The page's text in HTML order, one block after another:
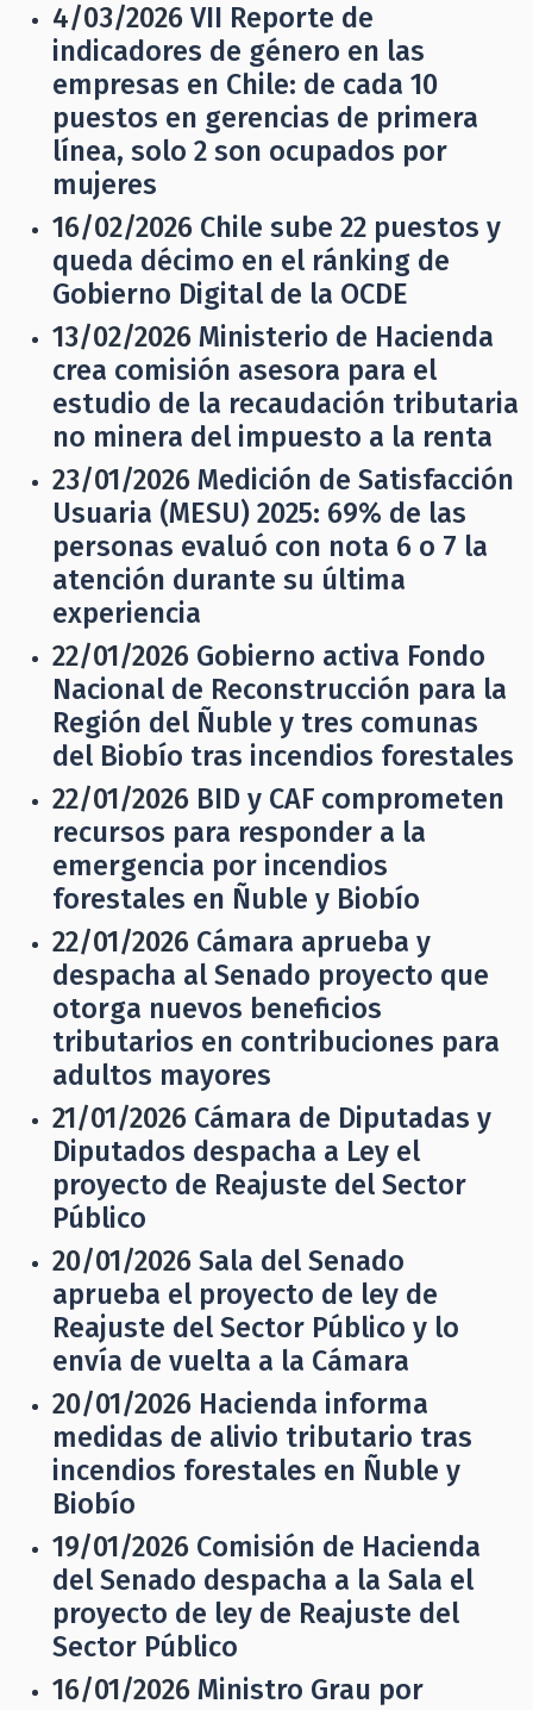
4/03/2026 VII Reporte de
indicadores de género en las
empresas en Chile: de cada 10
puestos en gerencias de primera
línea, solo 2 son ocupados por
mujeres
16/02/2026 Chile sube 22 puestos y
queda décimo en el ránking de
Gobierno Digital de la OCDE
13/02/2026 Ministerio de Hacienda
crea comisión asesora para el
estudio de la recaudación tributaria
no minera del impuesto a la renta
23/01/2026 Medición de Satisfacción
Usuaria (MESU) 2025: 69% de las
personas evaluó con nota 6 o 7 la
atención durante su última
experiencia
22/01/2026 Gobierno activa Fondo
Nacional de Reconstrucción para la
Región del Ñuble y tres comunas
del Biobío tras incendios forestales
22/01/2026 BID y CAF comprometen
recursos para responder a la
emergencia por incendios
forestales en Ñuble y Biobío
22/01/2026 Cámara aprueba y
despacha al Senado proyecto que
otorga nuevos beneficios
tributarios en contribuciones para
adultos mayores
21/01/2026 Cámara de Diputadas y
Diputados despacha a Ley el
proyecto de Reajuste del Sector
Público
20/01/2026 Sala del Senado
aprueba el proyecto de ley de
Reajuste del Sector Público y lo
envía de vuelta a la Cámara
20/01/2026 Hacienda informa
medidas de alivio tributario tras
incendios forestales en Ñuble y
Biobío
19/01/2026 Comisión de Hacienda
del Senado despacha a la Sala el
proyecto de ley de Reajuste del
Sector Público
16/01/2026 Ministro Grau por